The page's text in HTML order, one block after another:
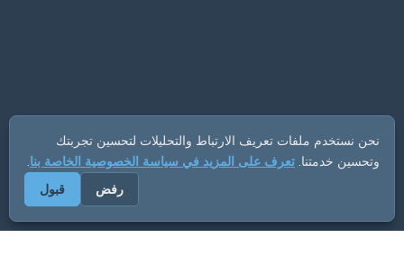
نحن نستخدم ملفات تعريف الارتباط والتحليلات لتحسين تجربتك
وتحسين خدمتنا. تعرف على المزيد في سياسة الخصوصية الخاصة بنا.
رفض
قبول